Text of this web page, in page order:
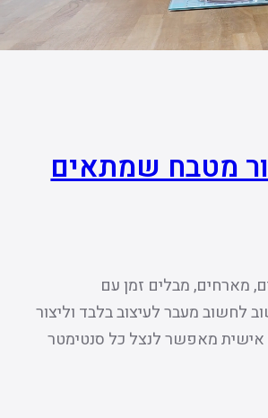
מטבח שמתאים
מארחים, מבלים זמן עם
לחשוב מעבר לעיצוב בלבד וליצור
מאפשר לנצל כל סנטימטר